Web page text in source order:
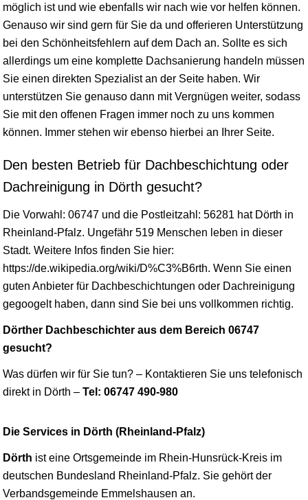
möglich ist und wie ebenfalls wir nach wie vor helfen können.
Genauso wir sind gern für Sie da und offerieren Unterstützung
bei den Schönheitsfehlern auf dem Dach an. Sollte es sich
allerdings um eine komplette Dachsanierung handeln müssen
Sie einen direkten Spezialist an der Seite haben. Wir
unterstützen Sie genauso dann mit Vergnügen weiter, sodass
Sie mit den offenen Fragen immer noch zu uns kommen
können. Immer stehen wir ebenso hierbei an Ihrer Seite.
Den besten Betrieb für Dachbeschichtung oder
Dachreinigung in Dörth gesucht?
Die Vorwahl: 06747 und die Postleitzahl: 56281 hat Dörth in
Rheinland-Pfalz. Ungefähr 519 Menschen leben in dieser
Stadt. Weitere Infos finden Sie hier:
https://de.wikipedia.org/wiki/D%C3%B6rth. Wenn Sie einen
guten Anbieter für Dachbeschichtungen oder Dachreinigung
gegoogelt haben, dann sind Sie bei uns vollkommen richtig.
Dörther Dachbeschichter aus dem Bereich 06747
gesucht?
Was dürfen wir für Sie tun? – Kontaktieren Sie uns telefonisch
direkt in Dörth – Tel: 06747 490-980
Die Services in Dörth (Rheinland-Pfalz)
Dörth ist eine Ortsgemeinde im Rhein-Hunsrück-Kreis im
deutschen Bundesland Rheinland-Pfalz. Sie gehört der
Verbandsgemeinde Emmelshausen an.